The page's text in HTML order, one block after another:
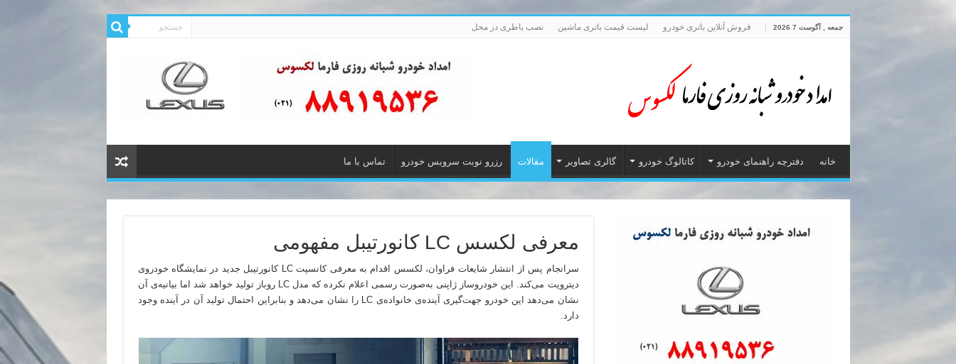
جمعه , آگوست 7 2026 فروش آنلاین باتری خودرو لیست قیمت باتری ماشین نصب باطری در محل
خانه دفترچه راهنمای خودرو کاتالوگ خودرو گالری تصاویر مقالات رزرو نوبت سرویس خودرو تماس با ما
معرفی لکسس LC کانورتیبل مفهومی
سرانجام پس از انتشار شایعات فراوان، لکسس اقدام به معرفی کانسپت LC کانورتیبل جدید در نمایشگاه خودروی
دیترویت می‌کند. این خودروساز ژاپنی به‌صورت رسمی اعلام نکرده که مدل LC روباز تولید خواهد شد اما بیانیه‌ی آن
نشان می‌دهد این خودرو جهت‌گیری آینده‌ی خانواده‌ی LC را نشان می‌دهد و بنابراین احتمال تولید آن در آینده وجود
دارد.